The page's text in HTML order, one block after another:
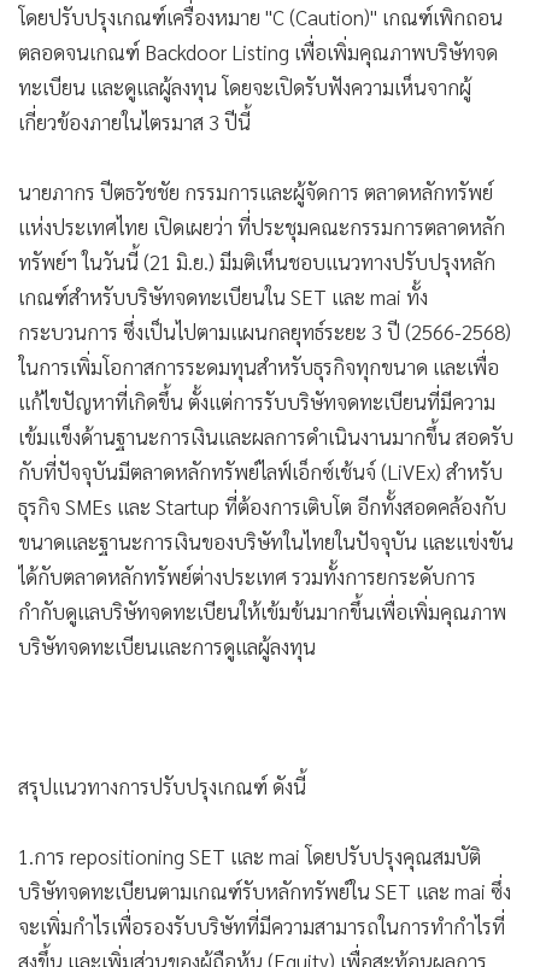
• หุ้น
• อินโดจีน
• กองทุนรวม
• Celeb Online
• ญี่ปุ่น
• News1
Gotomanager
โดยปรับปรุงเกณฑ์เครื่องหมาย "C (Caution)" เกณฑ์เพิกถอน
ตลอดจนเกณฑ์ Backdoor Listing เพื่อเพิ่มคุณภาพบริษัทจด
ทะเบียน และดูแลผู้ลงทุน โดยจะเปิดรับฟังความเห็นจากผู้
เกี่ยวข้องภายในไตรมาส 3 ปีนี้
นายภากร ปีตธวัชชัย กรรมการและผู้จัดการ ตลาดหลักทรัพย์
แห่งประเทศไทย เปิดเผยว่า ที่ประชุมคณะกรรมการตลาดหลัก
ทรัพย์ฯ ในวันนี้ (21 มิ.ย.) มีมติเห็นชอบแนวทางปรับปรุงหลัก
เกณฑ์สำหรับบริษัทจดทะเบียนใน SET และ mai ทั้ง
กระบวนการ ซึ่งเป็นไปตามแผนกลยุทธ์ระยะ 3 ปี (2566-2568)
ในการเพิ่มโอกาสการระดมทุนสำหรับธุรกิจทุกขนาด และเพื่อ
แก้ไขปัญหาที่เกิดขึ้น ตั้งแต่การรับบริษัทจดทะเบียนที่มีความ
เข้มแข็งด้านฐานะการเงินและผลการดำเนินงานมากขึ้น สอดรับ
กับที่ปัจจุบันมีตลาดหลักทรัพย์ไลฟ์เอ็กซ์เช้นจ์ (LiVEx) สำหรับ
ธุรกิจ SMEs และ Startup ที่ต้องการเติบโต อีกทั้งสอดคล้องกับ
ขนาดและฐานะการเงินของบริษัทในไทยในปัจจุบัน และแข่งขัน
ได้กับตลาดหลักทรัพย์ต่างประเทศ รวมทั้งการยกระดับการ
กำกับดูแลบริษัทจดทะเบียนให้เข้มข้นมากขึ้นเพื่อเพิ่มคุณภาพ
บริษัทจดทะเบียนและการดูแลผู้ลงทุน
สรุปแนวทางการปรับปรุงเกณฑ์ ดังนี้
1.การ repositioning SET และ mai โดยปรับปรุงคุณสมบัติ
บริษัทจดทะเบียนตามเกณฑ์รับหลักทรัพย์ใน SET และ mai ซึ่ง
จะเพิ่มกำไรเพื่อรองรับบริษัทที่มีความสามารถในการทำกำไรที่
สูงขึ้น และเพิ่มส่วนของผู้ถือหุ้น (Equity) เพื่อสะท้อนผลการ